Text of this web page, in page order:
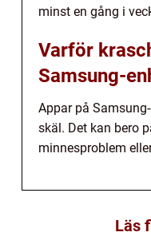
minst en gång i
Varför
Samsung-
Appar på
skäl. Det kan bero
minnesproblem
Läs